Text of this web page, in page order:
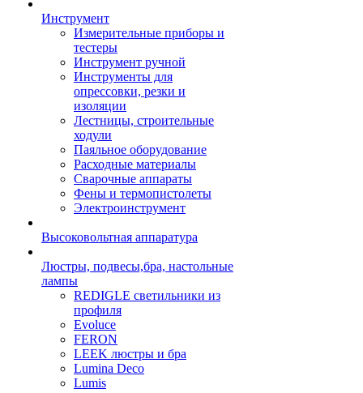
Инструмент
Измерительные приборы и
тестеры
Инструмент ручной
Инструменты для
опрессовки, резки и
изоляции
Лестницы, строительные
ходули
Паяльное оборудование
Расходные материалы
Сварочные аппараты
Фены и термопистолеты
Электроинструмент
Высоковольтная аппаратура
Люстры, подвесы,бра, настольные
лампы
REDIGLE светильники из
профиля
Evoluce
FERON
LEEK люстры и бра
Lumina Deco
Lumis